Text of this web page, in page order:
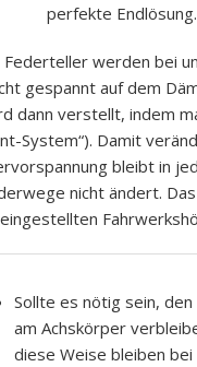
perfekte Endlösung.
werden bei
gespannt auf dem
dann verstellt, indem
System“). Damit
bleibt in
nicht ändert.
eingestellten
Sollte es nötig sein,
am Achskörper
diese Weise bleiben